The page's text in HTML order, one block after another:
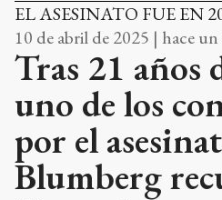
EL ASESINATO FUE EN
10 de abril de 2025 | hace
Tras 21 años
uno de los
por el
Blumberg